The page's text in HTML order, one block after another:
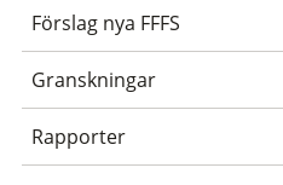
Förslag nya FFFS
Granskningar
Rapporter